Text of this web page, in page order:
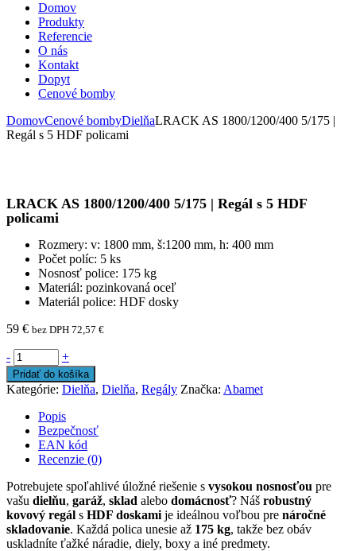
Domov
Produkty
Referencie
O nás
Kontakt
Dopyt
Cenové bomby
DomovCenové bombyDielňaLRACK AS 1800/1200/400 5/175 |
Regál s 5 HDF policami
LRACK AS 1800/1200/400 5/175 | Regál s 5 HDF
policami
Rozmery: v: 1800 mm, š:1200 mm, h: 400 mm
Počet políc: 5 ks
Nosnosť police: 175 kg
Materiál: pozinkovaná oceľ
Materiál police: HDF dosky
59 € bez DPH 72,57 €
- +
Pridať do košíka
Kategórie: Dielňa, Dielňa, Regály Značka: Abamet
Popis
Bezpečnosť
EAN kód
Recenzie (0)
Potrebujete spoľahlivé úložné riešenie s vysokou nosnosťou pre
vašu dielňu, garáž, sklad alebo domácnosť? Náš robustný
kovový regál s HDF doskami je ideálnou voľbou pre náročné
skladovanie. Každá polica unesie až 175 kg, takže bez obáv
uskladníte ťažké náradie, diely, boxy a iné predmety.